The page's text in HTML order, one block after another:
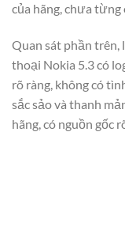
của hãng, chưa
Quan sát phần trên,
thoại Nokia 5.3 có
rõ ràng, không có
sắc sảo và thanh
hãng, có nguồn gốc